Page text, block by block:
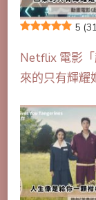
5
Netflix 電影
來的只有輝耀